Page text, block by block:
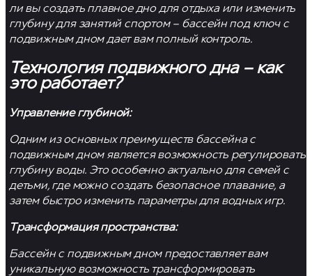
ли вы создать плавное дно для отдыха или изменить
глубину для занятий спортом – бассейн под ключ с
подвижным дном дает вам полный контроль.
Технология подвижного дна – как
это работает?
Управление глубиной:
Одним из основных преимуществ бассейна с
подвижным дном является возможность регулировать
глубину воды. Это особенно актуально для семей с
детьми, где можно создать безопасное плавание, а
затем быстро изменить параметры для водных игр.
Трансформация пространства:
Бассейн с подвижным дном предоставляет вам
уникальную возможность трансформировать